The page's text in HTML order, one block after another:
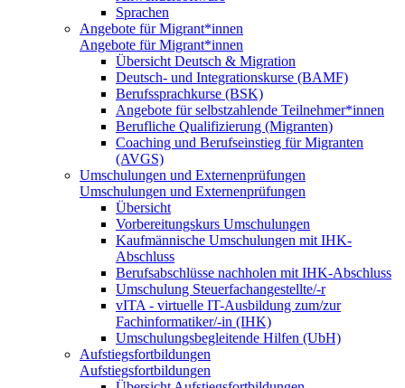
Sprachen
Angebote für Migrant*innen
Angebote für Migrant*innen
Übersicht Deutsch & Migration
Deutsch- und Integrationskurse (BAMF)
Berufssprachkurse (BSK)
Angebote für selbstzahlende Teilnehmer*innen
Berufliche Qualifizierung (Migranten)
Coaching und Berufseinstieg für Migranten
(AVGS)
Umschulungen und Externenprüfungen
Umschulungen und Externenprüfungen
Übersicht
Vorbereitungskurs Umschulungen
Kaufmännische Umschulungen mit IHK-
Abschluss
Berufsabschlüsse nachholen mit IHK-Abschluss
Umschulung Steuerfachangestellte/-r
vITA - virtuelle IT-Ausbildung zum/zur
Fachinformatiker/-in (IHK)
Umschulungsbegleitende Hilfen (UbH)
Aufstiegsfortbildungen
Aufstiegsfortbildungen